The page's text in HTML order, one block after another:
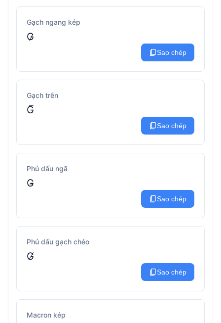
Gạch ngang kép
G̷
content_copySao chép
Gạch trên
G̅
content_copySao chép
Phủ dấu ngã
G̴
content_copySao chép
Phủ dấu gạch chéo
G̸
content_copySao chép
Macron kép